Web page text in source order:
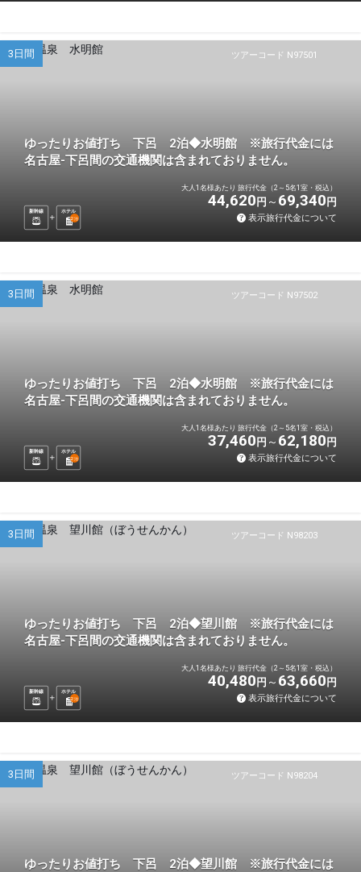
ツアーコード N97501
3日間
ゆったりお値打ち 下呂 2泊◆水明館 ※旅行代金には
名古屋-下呂間の交通機関は含まれておりません。
新幹線
ホテル
2泊
大人1名様あたり 旅行代金（2～5名1室・税込）
44,620 円 69,340 円
表示旅行代金について
ツアーコード N97502
3日間
ゆったりお値打ち 下呂 2泊◆水明館 ※旅行代金には
名古屋-下呂間の交通機関は含まれておりません。
新幹線
ホテル
2泊
大人1名様あたり 旅行代金（2～5名1室・税込）
37,460 円 62,180 円
表示旅行代金について
ツアーコード N98203
3日間
ゆったりお値打ち 下呂 2泊◆望川館 ※旅行代金には
名古屋-下呂間の交通機関は含まれておりません。
新幹線
ホテル
2泊
大人1名様あたり 旅行代金（2～5名1室・税込）
40,480 円 63,660 円
表示旅行代金について
ツアーコード N98204
3日間
ゆったりお値打ち 下呂 2泊◆望川館 ※旅行代金には